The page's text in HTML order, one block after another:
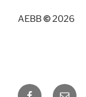
AEBB©2026
FacebookEmail